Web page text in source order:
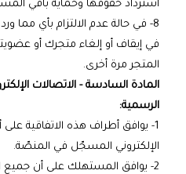
استرداد حقوقها وحماية باقي
8- في حالة عدم الالتزام بأي مما
في إيقاف أو إلغاء متجرك أو
المتجر مرة أخرى.
المادة السادسة - الاتصالات
الرسمية:
1- يوافق أطراف هذه الاتفاقية على
الإلكتروني المسجّل في المنصّة.
2- يوافق المستهلك على أن جميع